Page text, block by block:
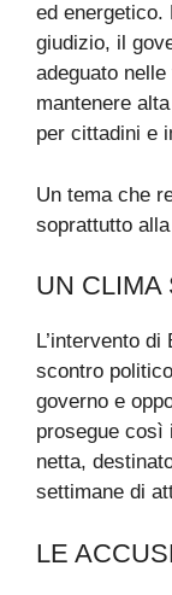
ed energetico.
giudizio, il
adeguato
mantenere
per cittadini e
Un tema che
soprattutto
UN CLIMA
L’intervento
scontro
governo e
prosegue così
netta,
settimane di
LE